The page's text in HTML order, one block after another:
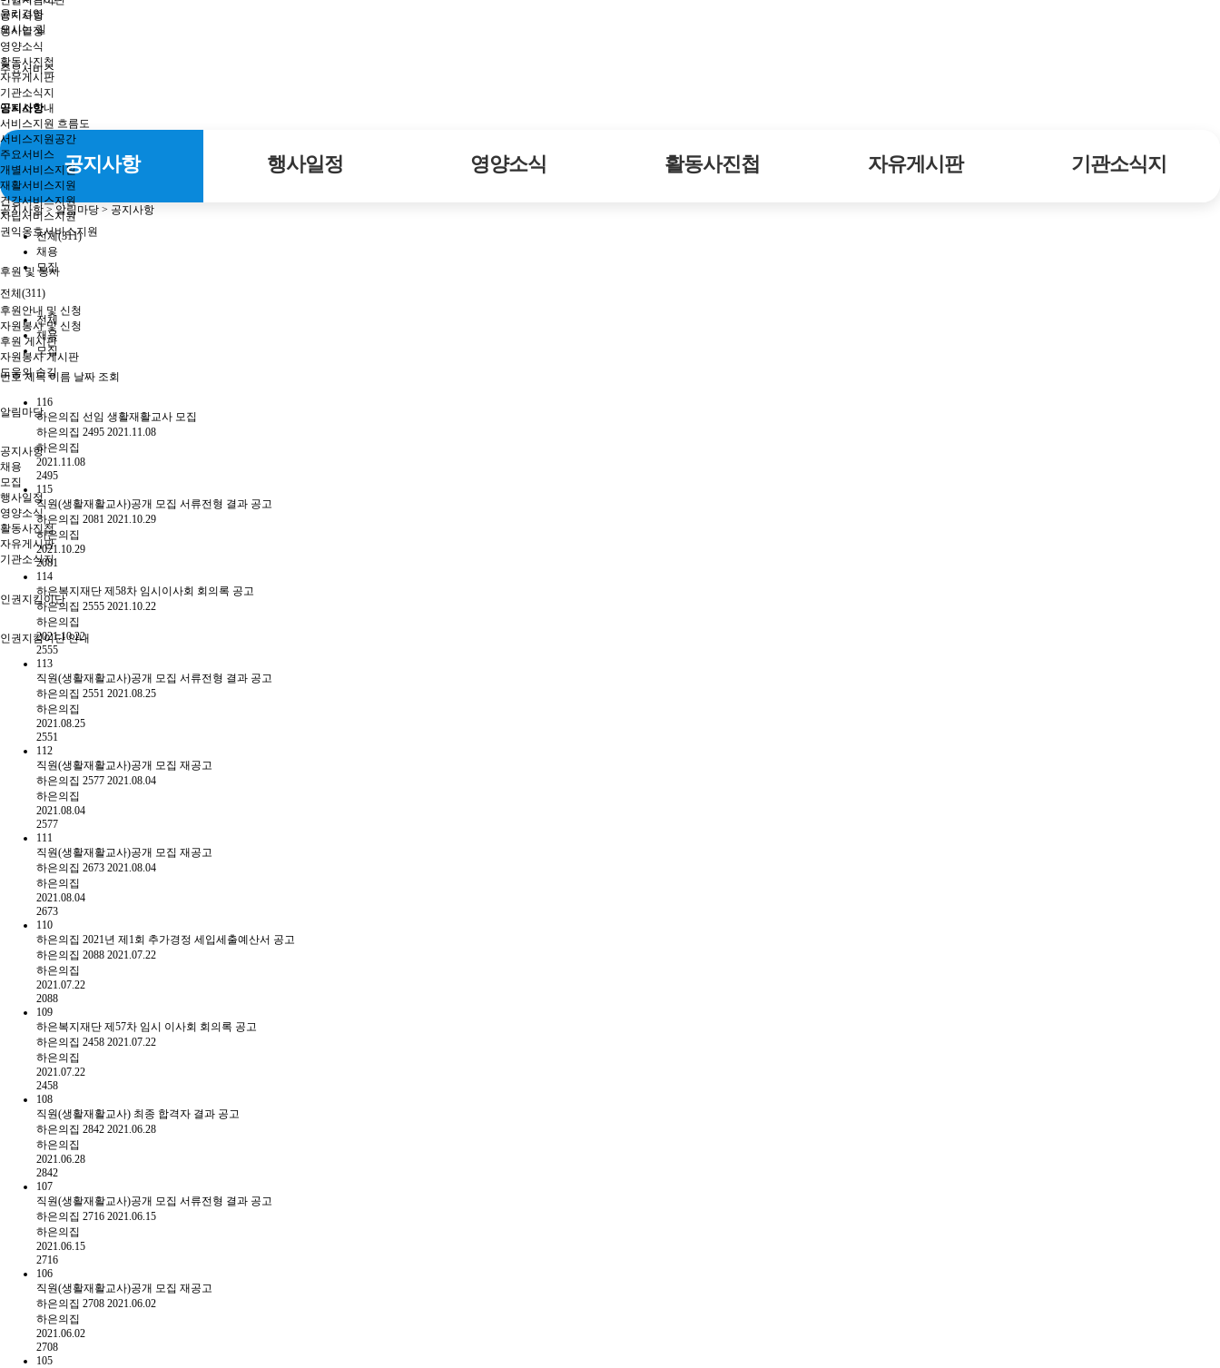
윤리경영
오시는 길
주요서비스
입퇴소안내
서비스지원 흐름도
서비스지원공간
주요서비스
개별서비스지원
재활서비스지원
건강서비스지원
자립서비스지원
권익옹호서비스지원
후원 및 봉사
후원안내 및 신청
자원봉사 및 신청
후원 게시판
자원봉사 게시판
도움의 손길
알림마당
공지사항
채용
모집
행사일정
영양소식
활동사진첩
자유게시판
기관소식지
인권지킴이단
인권지킴이단 안내
공지사항
행사일정
영양소식
활동사진첩
자유게시판
기관소식지
공지사항
공지사항 행사일정 영양소식 활동사진첩 자유게시판 기관소식지
공지사항 > 알림마당 > 공지사항
전체(311)
채용
모집
전체(311)
전체
채용
모집
번호 제목 이름 날짜 조회
116
하은의집 선임 생활재활교사 모집
하은의집 2495 2021.11.08
하은의집
2021.11.08
2495
115
직원(생활재활교사)공개 모집 서류전형 결과 공고
하은의집 2081 2021.10.29
하은의집
2021.10.29
2081
114
하은복지재단 제58차 임시이사회 회의록 공고
하은의집 2555 2021.10.22
하은의집
2021.10.22
2555
113
직원(생활재활교사)공개 모집 서류전형 결과 공고
하은의집 2551 2021.08.25
하은의집
2021.08.25
2551
112
직원(생활재활교사)공개 모집 재공고
하은의집 2577 2021.08.04
하은의집
2021.08.04
2577
111
직원(생활재활교사)공개 모집 재공고
하은의집 2673 2021.08.04
하은의집
2021.08.04
2673
110
하은의집 2021년 제1회 추가경정 세입세출예산서 공고
하은의집 2088 2021.07.22
하은의집
2021.07.22
2088
109
하은복지재단 제57차 임시 이사회 회의록 공고
하은의집 2458 2021.07.22
하은의집
2021.07.22
2458
108
직원(생활재활교사) 최종 합격자 결과 공고
하은의집 2842 2021.06.28
하은의집
2021.06.28
2842
107
직원(생활재활교사)공개 모집 서류전형 결과 공고
하은의집 2716 2021.06.15
하은의집
2021.06.15
2716
106
직원(생활재활교사)공개 모집 재공고
하은의집 2708 2021.06.02
하은의집
2021.06.02
2708
105